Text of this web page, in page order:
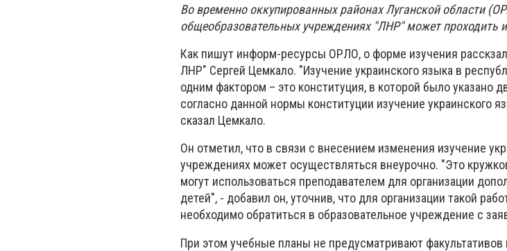
Во временно оккупированных районах Луганской области
общеобразовательных учреждениях "ЛНР" может проходить
Как пишут информ-ресурсы ОРЛО, о форме изучения
ЛНР" Сергей Цемкало. "Изучение украинского языка в
одним фактором – это конституция, в которой было указано
согласно данной нормы конституции изучение украинского
сказал Цемкало.
Он отметил, что в связи с внесением изменения изучение
учреждениях может осуществляться внеурочно. "Это
могут использоваться преподавателем для организации
детей", - добавил он, уточнив, что для организации такой
необходимо обратиться в образовательное учреждение с
При этом учебные планы не предусматривают факультативов